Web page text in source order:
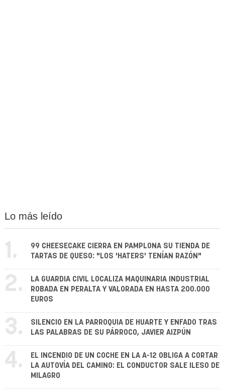
Lo más leído
1.
99 CHEESECAKE CIERRA EN PAMPLONA SU TIENDA DE
TARTAS DE QUESO: "LOS 'HATERS' TENÍAN RAZÓN"
2.
LA GUARDIA CIVIL LOCALIZA MAQUINARIA INDUSTRIAL
ROBADA EN PERALTA Y VALORADA EN HASTA 200.000
EUROS
3.
SILENCIO EN LA PARROQUIA DE HUARTE Y ENFADO TRAS
LAS PALABRAS DE SU PÁRROCO, JAVIER AIZPÚN
4.
EL INCENDIO DE UN COCHE EN LA A-12 OBLIGA A CORTAR
LA AUTOVÍA DEL CAMINO: EL CONDUCTOR SALE ILESO DE
MILAGRO